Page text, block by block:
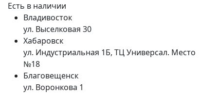
Есть в наличии
Владивосток
ул. Выселковая 30
Хабаровск
ул. Индустриальная 1Б, ТЦ Универсал. Место
№18
Благовещенск
ул. Воронкова 1